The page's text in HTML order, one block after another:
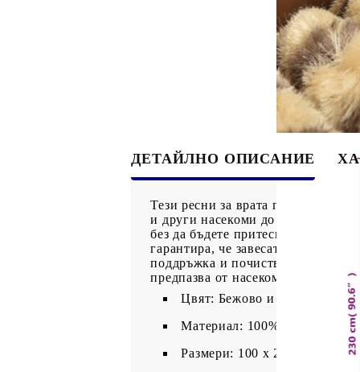
ДЕТАЙЛНО ОПИСАНИЕ
Тези ресни за врата против
и други насекоми до вашия дом,
без да бъдете притеснявани.
гарантира, че завесата работи
поддръжка и почистване: Тези
предпазва от насекоми, но също
Цвят: Бежово и кафяво
Материал: 100%
Размери: 100 х 230 cм (Ш х